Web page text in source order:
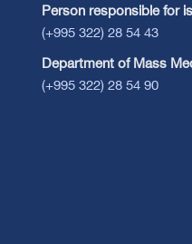
Person responsible for
(+995 322) 28 54 43
Department of Mass
(+995 322) 28 54 90